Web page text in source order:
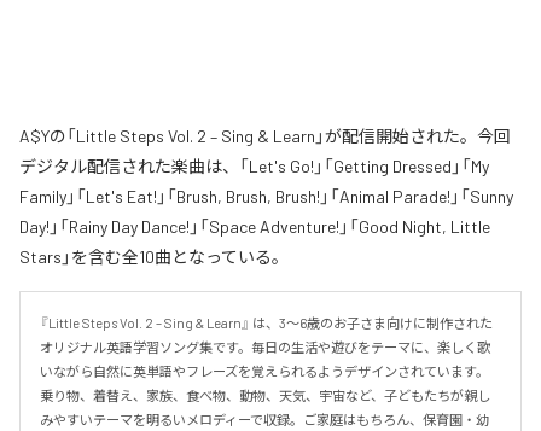
A$Yの「Little Steps Vol. 2 – Sing & Learn」が配信開始された。今回
デジタル配信された楽曲は、「Let's Go!」「Getting Dressed」「My
Family」「Let's Eat!」「Brush, Brush, Brush!」「Animal Parade!」「Sunny
Day!」「Rainy Day Dance!」「Space Adventure!」「Good Night, Little
Stars」を含む全10曲となっている。
『Little Steps Vol. 2 – Sing & Learn』 は、3〜6歳のお子さま向けに制作された
オリジナル英語学習ソング集です。毎日の生活や遊びをテーマに、楽しく歌
いながら自然に英単語やフレーズを覚えられるようデザインされています。
乗り物、着替え、家族、食べ物、動物、天気、宇宙など、子どもたちが親し
みやすいテーマを明るいメロディーで収録。ご家庭はもちろん、保育園・幼